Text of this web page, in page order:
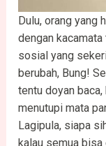
Dulu, orang yang
dengan
sosial yang
berubah, Bung!
tentu doyan
menutupi mata
Lagipula, siapa
kalau semua